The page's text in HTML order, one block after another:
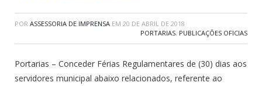
POR ASSESSORIA DE IMPRENSA EM 20 DE ABRIL DE 2018
PORTARIAS, PUBLICAÇÕES OFICIAS
Portarias – Conceder Férias Regulamentares de (30) dias aos
servidores municipal abaixo relacionados, referente ao